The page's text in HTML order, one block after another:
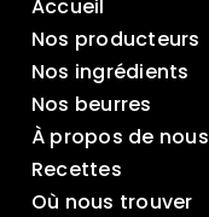
Accueil
Nos producteurs
Nos ingrédients
Nos beurres
À propos de nous
Recettes
Où nous trouver